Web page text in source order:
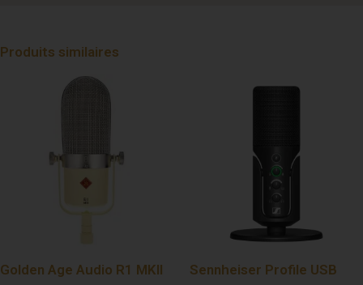
Produits similaires
Golden Age Audio R1 MKII
Sennheiser Profile USB